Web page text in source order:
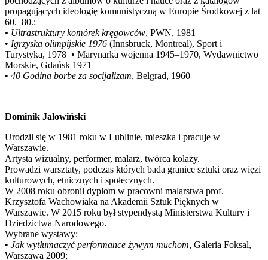
propagujących ideologię komunistyczną w Europie Środkowej z lat
60.–80.:
• Ultrastruktury komórek kręgowców, PWN, 1981
• Igrzyska olimpijskie 1976 (Innsbruck, Montreal), Sport i
Turystyka, 1978 • Marynarka wojenna 1945–1970, Wydawnictwo
Morskie, Gdańsk 1971
• 40 Godina borbe za socijalizam, Belgrad, 1960
Dominik Jałowiński
Urodził się w 1981 roku w Lublinie, mieszka i pracuje w
Warszawie.
Artysta wizualny, performer, malarz, twórca kolaży.
Prowadzi warsztaty, podczas których bada granice sztuki oraz więzi
kulturowych, etnicznych i społecznych.
W 2008 roku obronił dyplom w pracowni malarstwa prof.
Krzysztofa Wachowiaka na Akademii Sztuk Pięknych w
Warszawie. W 2015 roku był stypendystą Ministerstwa Kultury i
Dziedzictwa Narodowego.
Wybrane wystawy:
• Jak wytłumaczyć performance żywym muchom, Galeria Foksal,
Warszawa 2009;